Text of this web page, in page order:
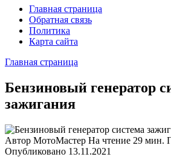
Главная страница
Обратная связь
Политика
Карта сайта
Главная страница
Бензиновый генератор
зажигания
Автор МотоМастер На чтение 29 мин.
Опубликовано 13.11.2021